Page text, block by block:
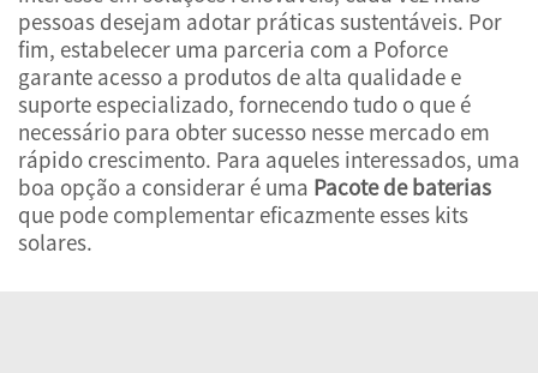
pessoas desejam adotar práticas sustentáveis. Por
fim, estabelecer uma parceria com a Poforce
garante acesso a produtos de alta qualidade e
suporte especializado, fornecendo tudo o que é
necessário para obter sucesso nesse mercado em
rápido crescimento. Para aqueles interessados, uma
boa opção a considerar é uma Pacote de baterias
que pode complementar eficazmente esses kits
solares.